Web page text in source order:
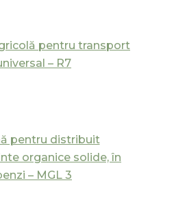
pentru transport
– R7
pentru distribuit
organice solide, în
– MGL 3